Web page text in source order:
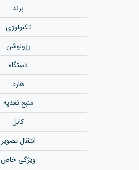
برند
تکنولوژی
رزولوشن‌
دستگاه
هارد
منبع تغذیه
کابل
انتقال تصویر
ویژگی خاص